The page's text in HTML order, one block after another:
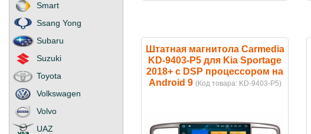
Штатная магнитола Carmedia
KD-9403-P5 для Kia Sportage
2018+ c DSP процессором на
Android 9 (Код товара: KD-9403-P5)
Smart
Ssang Yong
Subaru
Suzuki
Toyota
Volkswagen
Volvo
UAZ